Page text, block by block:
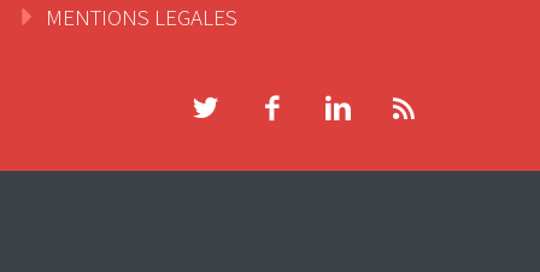
MENTIONS LEGALES